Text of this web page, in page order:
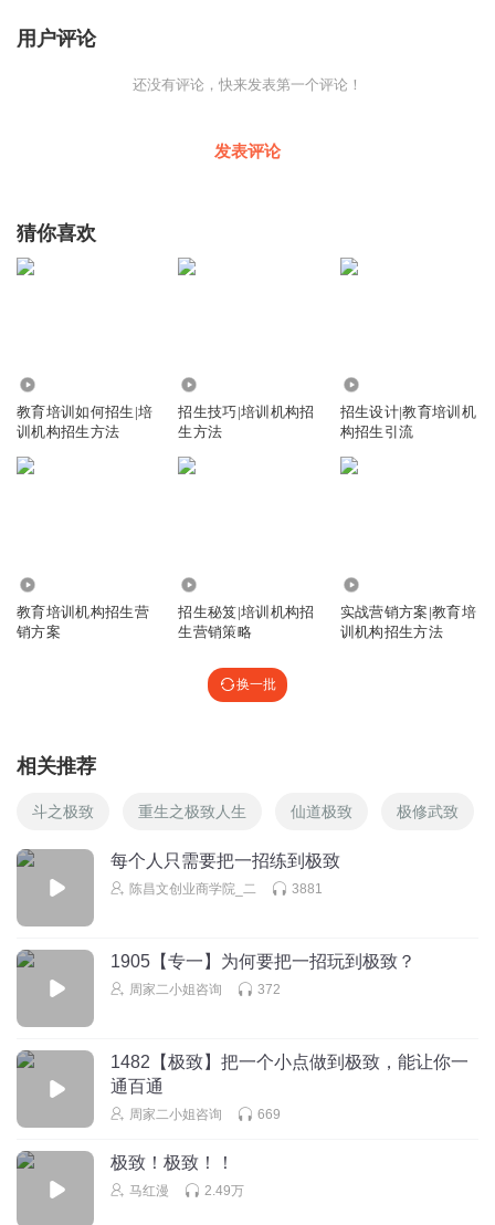
用户评论
还没有评论，快来发表第一个评论！
发表评论
猜你喜欢
教育培训如何招生|培
训机构招生方法
招生技巧|培训机构招
生方法
招生设计|教育培训机
构招生引流
教育培训机构招生营
销方案
招生秘笈|培训机构招
生营销策略
实战营销方案|教育培
训机构招生方法
换一批
相关推荐
斗之极致 重生之极致人生 仙道极致 极修武致
每个人只需要把一招练到极致
陈昌文创业商学院_二 3881
1905【专一】为何要把一招玩到极致？
周家二小姐咨询 372
1482【极致】把一个小点做到极致，能让你一
通百通
周家二小姐咨询 669
极致！极致！！
马红漫 2.49万